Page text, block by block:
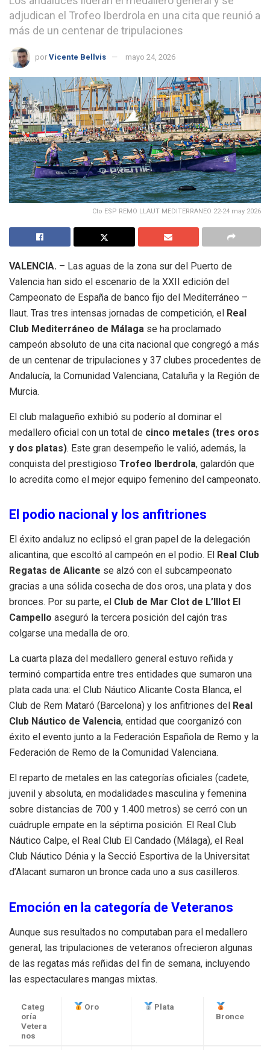
adjudican el Trofeo Iberdrola en una cita que reunió a
más de un centenar de tripulaciones
por Vicente Bellvis mayo 24, 2026
Cto ESP REMO LLAUT MEDITERRANEO 22-24 may 2026
VALENCIA. – Las aguas de la zona sur del Puerto de
Valencia han sido el escenario de la XXII edición del
Campeonato de España de banco fijo del Mediterráneo –
llaut. Tras tres intensas jornadas de competición, el Real
Club Mediterráneo de Málaga se ha proclamado
campeón absoluto de una cita nacional que congregó a más
de un centenar de tripulaciones y 37 clubes procedentes de
Andalucía, la Comunidad Valenciana, Cataluña y la Región de
Murcia.
El club malagueño exhibió su poderío al dominar el
medallero oficial con un total de cinco metales (tres oros
y dos platas). Este gran desempeño le valió, además, la
conquista del prestigioso Trofeo Iberdrola, galardón que
lo acredita como el mejor equipo femenino del campeonato.
El podio nacional y los anfitriones
El éxito andaluz no eclipsó el gran papel de la delegación
alicantina, que escoltó al campeón en el podio. El Real Club
Regatas de Alicante se alzó con el subcampeonato
gracias a una sólida cosecha de dos oros, una plata y dos
bronces. Por su parte, el Club de Mar Clot de L’Illot El
Campello aseguró la tercera posición del cajón tras
colgarse una medalla de oro.
La cuarta plaza del medallero general estuvo reñida y
terminó compartida entre tres entidades que sumaron una
plata cada una: el Club Náutico Alicante Costa Blanca, el
Club de Rem Mataró (Barcelona) y los anfitriones del
Real
Club Náutico de Valencia, entidad que coorganizó con
éxito el evento junto a la Federación Española de Remo y la
Federación de Remo de la Comunidad Valenciana.
El reparto de metales en las categorías oficiales (cadete,
juvenil y absoluta, en modalidades masculina y femenina
sobre distancias de 700 y 1.400 metros) se cerró con un
cuádruple empate en la séptima posición. El Real Club
Náutico Calpe, el Real Club El Candado (Málaga), el Real
Club Náutico Dénia y la Secció Esportiva de la Universitat
d’Alacant sumaron un bronce cada uno a sus casilleros.
Emoción en la categoría de Veteranos
Aunque sus resultados no computaban para el medallero
general, las tripulaciones de veteranos ofrecieron algunas
de las regatas más reñidas del fin de semana, incluyendo
las espectaculares mangas mixtas.
Categ
oría
Vetera
nos
Oro
Plata
Bronce